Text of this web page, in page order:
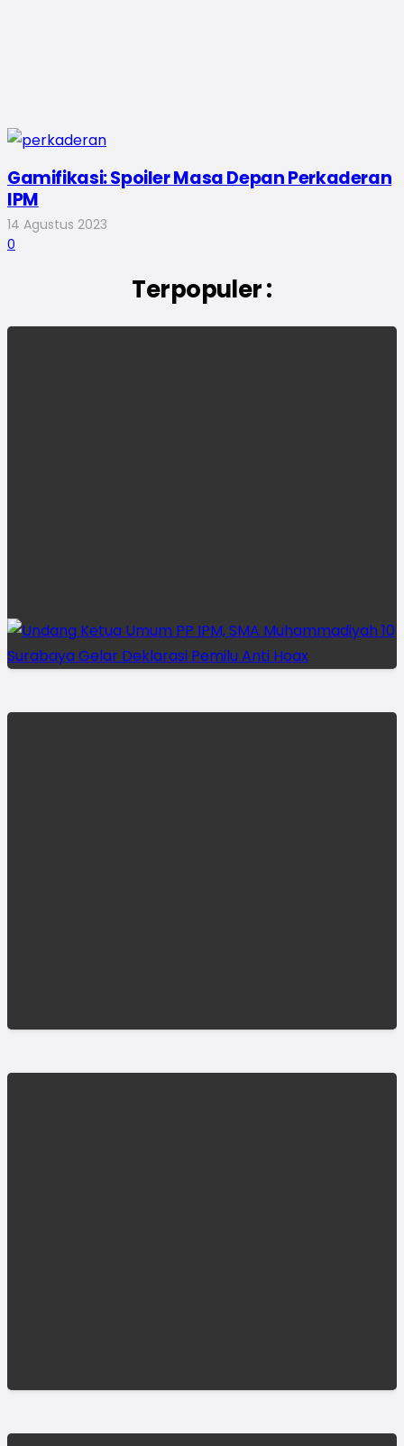
Gamifikasi: Spoiler Masa Depan Perkaderan
IPM
14 Agustus 2023
0
Terpopuler :